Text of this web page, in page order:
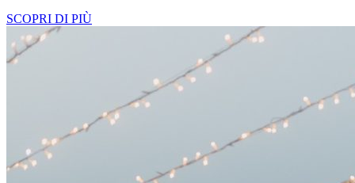
SCOPRI DI PIÙ